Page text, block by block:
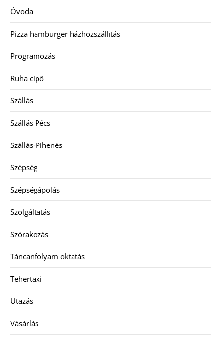
Óvoda
Pizza hamburger házhozszállítás
Programozás
Ruha cipő
Szállás
Szállás Pécs
Szállás-Pihenés
Szépség
Szépségápolás
Szolgáltatás
Szórakozás
Táncanfolyam oktatás
Tehertaxi
Utazás
Vásárlás